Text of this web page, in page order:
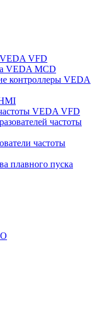
VEDA VFD
VEDA MCD
контроллеры VEDA
VEDA VFD
частоты
частоты
плавного пуска